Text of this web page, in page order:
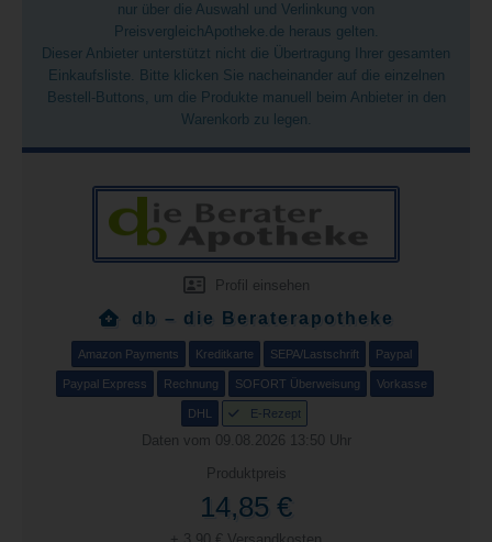
nur über die Auswahl und Verlinkung von
PreisvergleichApotheke.de heraus gelten.
Dieser Anbieter unterstützt nicht die Übertragung Ihrer gesamten
Einkaufsliste. Bitte klicken Sie nacheinander auf die einzelnen
Bestell-Buttons, um die Produkte manuell beim Anbieter in den
Warenkorb zu legen.
Profil einsehen
db – die Beraterapotheke
Amazon Payments Kreditkarte SEPA/Lastschrift Paypal
Paypal Express Rechnung SOFORT Überweisung Vorkasse
DHL E-Rezept
Daten vom 09.08.2026 13:50 Uhr
Produktpreis
14,85 €